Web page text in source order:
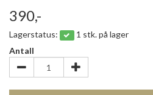
390,-
Lagerstatus:
1 stk. på lager
Antall